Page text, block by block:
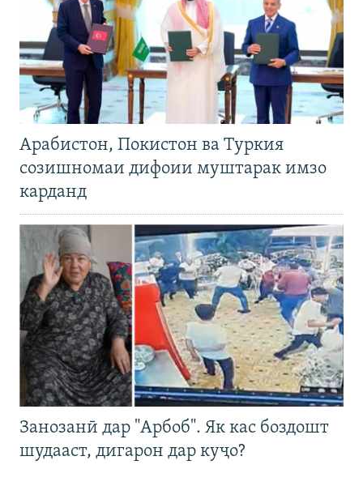
Арабистон, Покистон ва Туркия
созишномаи дифоии муштарак имзо
карданд
Занозанӣ дар "Арбоб". Як кас боздошт
шудааст, дигарон дар куҷо?